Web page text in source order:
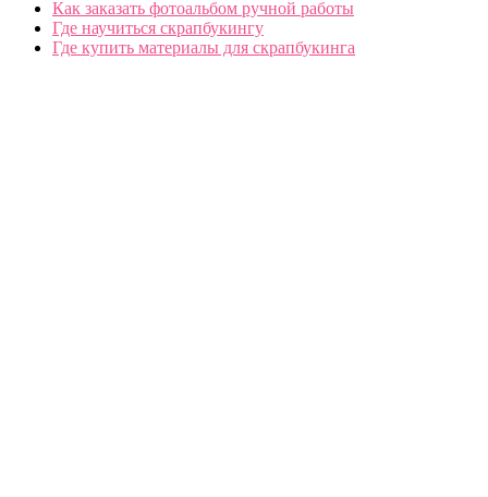
Как заказать фотоальбом ручной работы
Где научиться скрапбукингу
Где купить материалы для скрапбукинга